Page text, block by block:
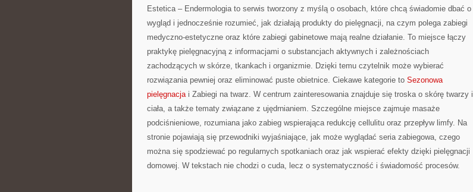
Estetica – Endermologia to serwis tworzony z myślą o osobach, które chcą świadomie dbać o
wygląd i jednocześnie rozumieć, jak działają produkty do pielęgnacji, na czym polega zabiegi
medyczno-estetyczne oraz które zabiegi gabinetowe mają realne działanie. To miejsce łączy
praktykę pielęgnacyjną z informacjami o substancjach aktywnych i zależnościach
zachodzących w skórze, tkankach i organizmie. Dzięki temu czytelnik może wybierać
rozwiązania pewniej oraz eliminować puste obietnice. Ciekawe kategorie to Sezonowa
pielęgnacja i Zabiegi na twarz. W centrum zainteresowania znajduje się troska o skórę twarzy i
ciała, a także tematy związane z ujędrnianiem. Szczególne miejsce zajmuje masaże
podciśnieniowe, rozumiana jako zabieg wspierająca redukcję cellulitu oraz przepływ limfy. Na
stronie pojawiają się przewodniki wyjaśniające, jak może wyglądać seria zabiegowa, czego
można się spodziewać po regularnych spotkaniach oraz jak wspierać efekty dzięki pielęgnacji
domowej. W tekstach nie chodzi o cuda, lecz o systematyczność i świadomość procesów.